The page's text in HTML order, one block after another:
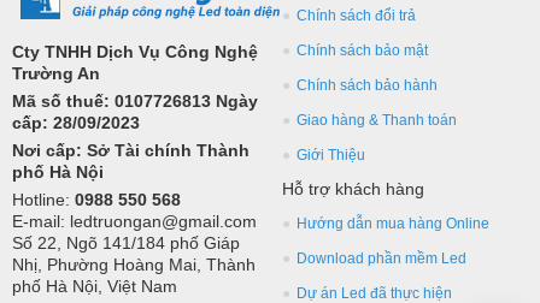
Cty TNHH Dịch Vụ Công Nghệ
Trường An
Mã số thuế: 0107726813 Ngày
cấp: 28/09/2023
Nơi cấp: Sở Tài chính Thành
phố Hà Nội
Hotline: 0988 550 568
E-mail: ledtruongan@gmail.com
Số 22, Ngõ 141/184 phố Giáp
Nhị, Phường Hoàng Mai, Thành
phố Hà Nội, Việt Nam
Chính sách đổi trả
Chính sách bảo mật
Chính sách bảo hành
Giao hàng & Thanh toán
Giới Thiệu
Hỗ trợ khách hàng
Hướng dẫn mua hàng Online
Download phần mềm Led
Dự án Led đã thực hiện